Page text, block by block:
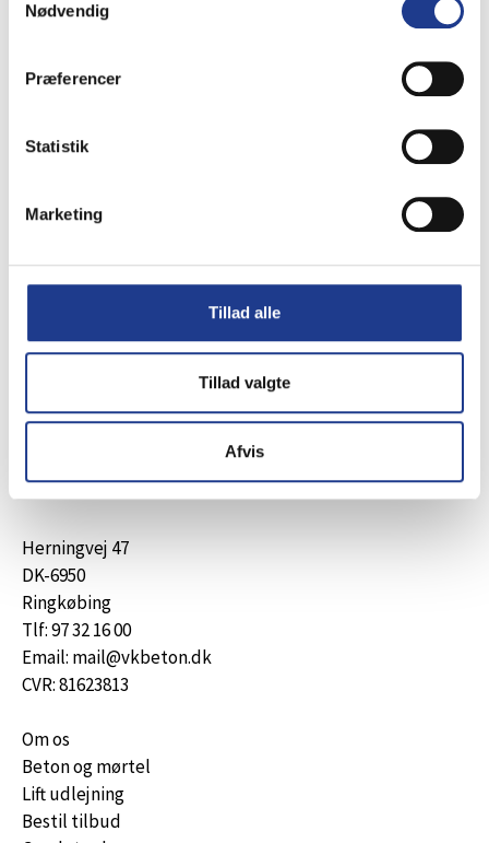
Nødvendig
Præferencer
Statistik
Marketing
Tillad alle
Tillad valgte
Afvis
Affaldshåndtering
eller send os en besked,
så vender vi hurtigt tilbage med et godt
tilbud,
der matcher dine behov.
Vi ser frem til at høre fra dig!
Herningvej 47
DK-6950
Ringkøbing
Tlf: 97 32 16 00
Email: mail@vkbeton.dk
CVR: 81623813
Om os
Beton og mørtel
Lift udlejning
Bestil tilbud